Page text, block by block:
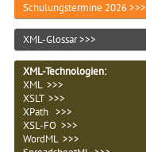
Schulungstermine 2026 >>>
XML-Glossar >>>
XML-Technologien:
XML >>>
XSLT >>>
XPath >>>
XSL-FO >>>
WordML >>>